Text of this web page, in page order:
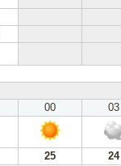
00 03
25 24